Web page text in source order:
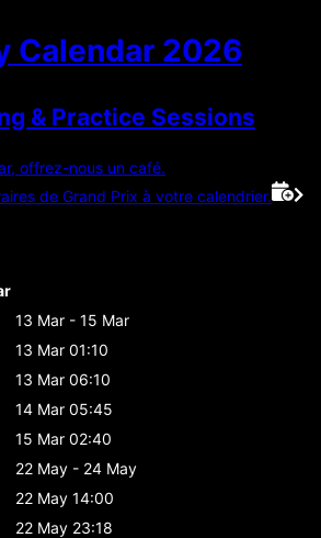
Calendar 2026
& Practice Sessions
offrez-nous un café.
de Grand Prix à votre calendrier.
13 Mar - 15 Mar
13 Mar 01:10
13 Mar 06:10
14 Mar 05:45
15 Mar 02:40
22 May - 24 May
22 May 14:00
22 May 23:18